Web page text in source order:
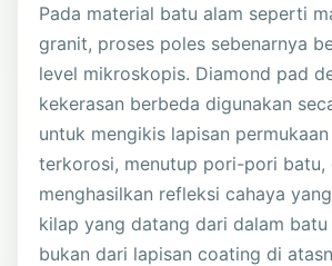
Pada material batu alam seperti
granit, proses poles sebenarnya
level mikroskopis. Diamond pad
kekerasan berbeda digunakan
untuk mengikis lapisan
terkorosi, menutup pori-pori batu,
menghasilkan refleksi cahaya
kilap yang datang dari dalam batu
bukan dari lapisan coating di